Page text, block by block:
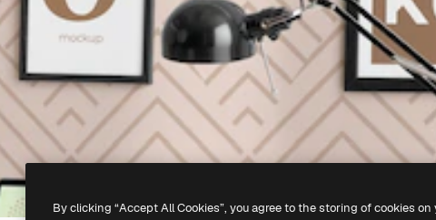
By clicking “Accept All Cookies”, you agree to the storing of cookies